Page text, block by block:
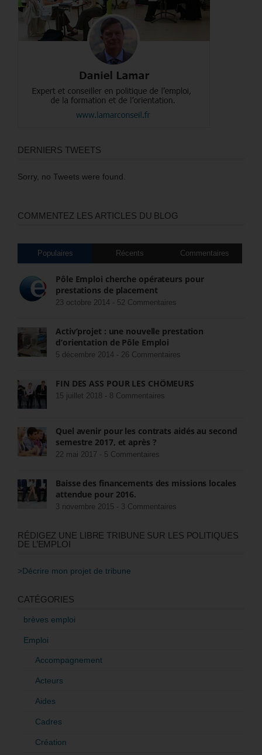
DERNIERS TWEETS
Sorry, no Tweets were found.
COMMENTEZ LES ARTICLES DU BLOG
Populaires Récents Commentaires
Pôle Emploi cherche opérateurs pour
prestations de placement
23 octobre 2014 - 52 Commentaires
Activ’projet : une nouvelle prestation
d’orientation de Pôle Emploi
5 décembre 2014 - 26 Commentaires
FIN DES ASS POUR LES CHÔMEURS
15 juillet 2018 - 8 Commentaires
Quel avenir pour les contrats aidés au second
semestre 2017, et après ?
22 mai 2017 - 5 Commentaires
Baisse des financements des missions locales
attendue pour 2016.
3 novembre 2015 - 3 Commentaires
RÉDIGEZ UNE LIBRE TRIBUNE SUR LES POLITIQUES
DE L’EMPLOI
>Décrire mon projet de tribune
CATÉGORIES
brèves emploi
Emploi
Accompagnement
Acteurs
Aides
Cadres
Création